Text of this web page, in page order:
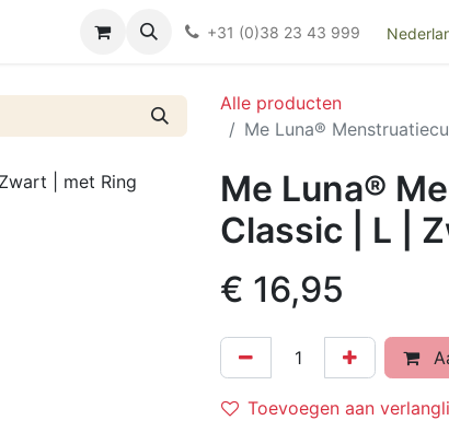
Kieswijzer nacht- en kraamverband
+31 (0)38 23 43 999
Alle producten
Me Luna®
Me Luna®
Classic | L |
€ 16,95
Toevoegen aan